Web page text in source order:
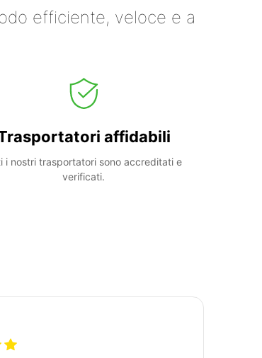
efficiente, veloce e a
affidabili
i nostri trasportatori sono accreditati e
verificati.